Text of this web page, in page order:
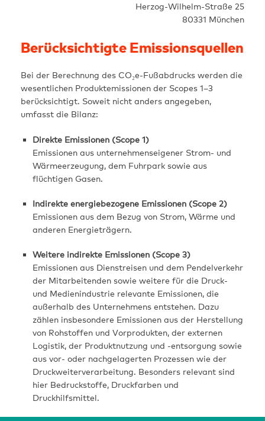
Herzog-Wilhelm-Straße 25
80331 München
Berücksichtigte Emissionsquellen
Bei der Berechnung des CO₂e-Fußabdrucks werden die
wesentlichen Produktemissionen der Scopes 1–3
berücksichtigt. Soweit nicht anders angegeben,
umfasst die Bilanz:
Direkte Emissionen (Scope 1)
Emissionen aus unternehmenseigener Strom- und
Wärmeerzeugung, dem Fuhrpark sowie aus
flüchtigen Gasen.
Indirekte energiebezogene Emissionen (Scope 2)
Emissionen aus dem Bezug von Strom, Wärme und
anderen Energieträgern.
Weitere indirekte Emissionen (Scope 3)
Emissionen aus Dienstreisen und dem Pendelverkehr
der Mitarbeitenden sowie weitere für die Druck-
und Medienindustrie relevante Emissionen, die
außerhalb des Unternehmens entstehen. Dazu
zählen insbesondere Emissionen aus der Herstellung
von Rohstoffen und Vorprodukten, der externen
Logistik, der Produktnutzung und -entsorgung sowie
aus vor- oder nachgelagerten Prozessen wie der
Druckweiterverarbeitung. Besonders relevant sind
hier Bedruckstoffe, Druckfarben und
Druckhilfsmittel.